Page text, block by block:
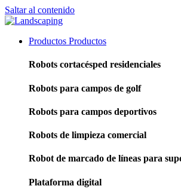
Saltar al contenido
Productos Productos
Robots cortacésped residenciales
Robots para campos de golf
Robots para campos deportivos
Robots de limpieza comercial
Robot de marcado de líneas para
Plataforma digital